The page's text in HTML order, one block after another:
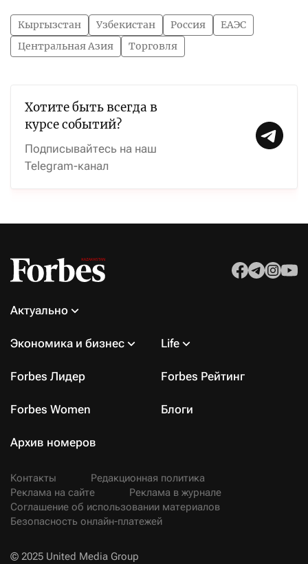
Кыргызстан Узбекистан Россия
ЕАЭС
Центральная Азия
Торговля
Хотите быть всегда в
курсе событий?
Подписывайтесь на наш
Telegram-канал
Актуально
Экономика и бизнес Life
Forbes Лидер Forbes Рейтинг
Forbes Women Блоги
Архив номеров
Контакты
Редакционная политика
Реклама на сайте
Реклама в журнале
Соглашение об использовании материалов
Безопасность онлайн-платежей
© 2025 United Media Group